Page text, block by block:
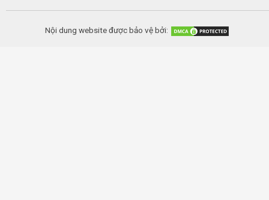
Nội dung website được bảo vệ bởi: